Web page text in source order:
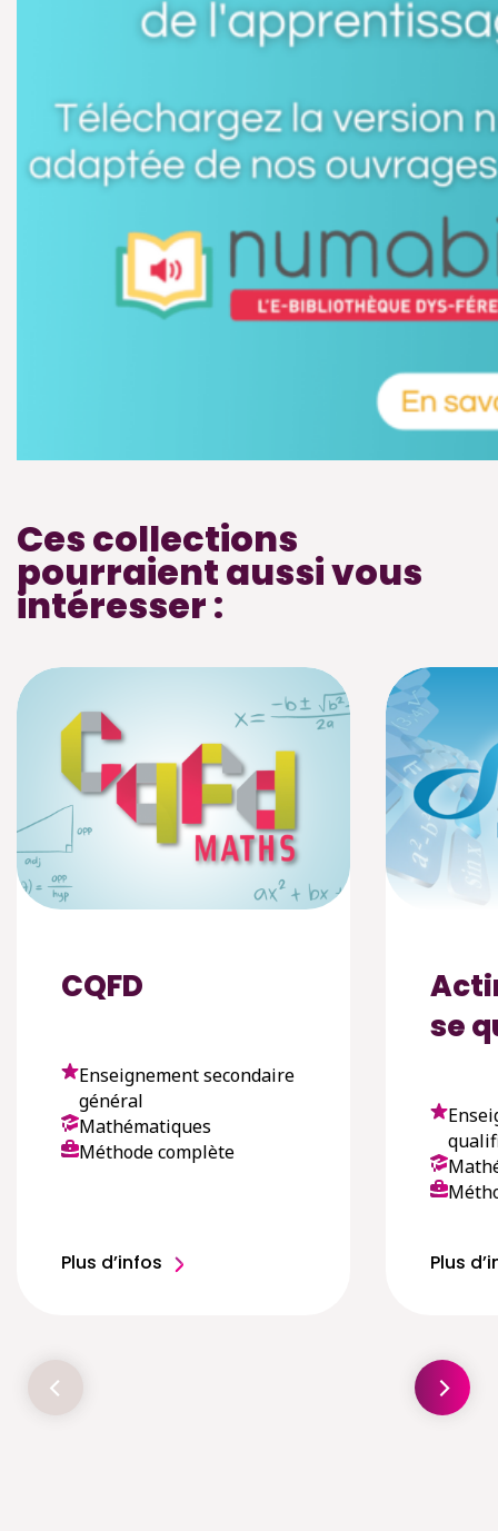
Ces collections
pourraient aussi vous
intéresser :
CQFD
Enseignement secondaire
général
Mathématiques
Méthode complète
Plus d’infos
se
Plus